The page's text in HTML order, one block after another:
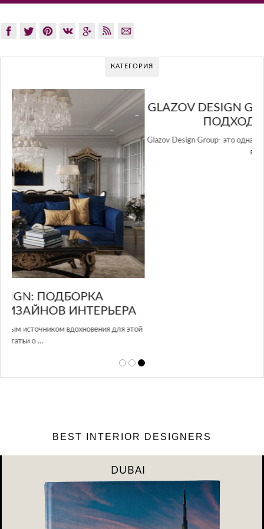
КАТЕГОРИЯ
GLAZOV DESIGN GROUP – УНИКАЛЬНЫЙ
ПОДХОД К ДИЗАЙНУ
Glazov Design Group- это одна из лучших студий дизайна интерьера
в Росси…
BEST INTERIOR DESIGNERS
DUBAI